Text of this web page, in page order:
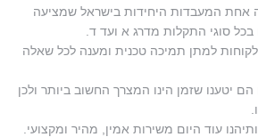
אחת המעבדות היחידות בישראל שמציעה
סוגי התקלות מדרג א ועד ד.
למתן תמיכה טכנית ומענה לכל שאלה
יטענו שזמן הינו המצרך החשוב ביותר ולכן
עוד היום משירות אמין, מהיר ומקצועי.